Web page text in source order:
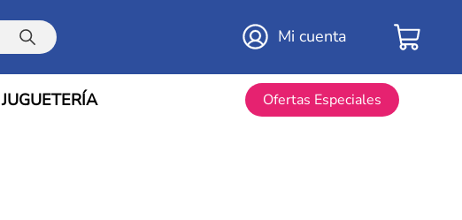
Mi cuenta
JUGUETERÍA Ofertas Especiales